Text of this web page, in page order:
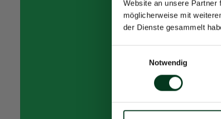
Website an unsere Partner
möglicherweise mit
der Dienste gesammelt
Notwendig